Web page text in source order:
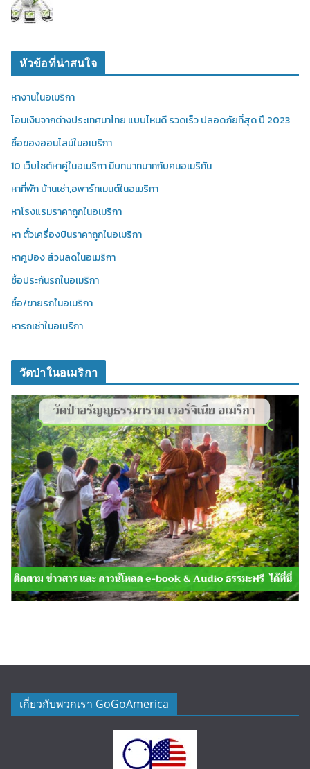
หัวข้อที่น่าสนใจ
หางานในอเมริกา
โอนเงินจากต่างประเทศมาไทย แบบไหนดี รวดเร็ว ปลอดภัยที่สุด ปี 2023
ซื้อของออนไลน์ในอเมริกา
10 เว็บไซต์หาคู่ในอเมริกา มีบทบาทมากกับคนอเมริกัน
หาที่พัก บ้านเช่า,อพาร์ทเมนต์ในอเมริกา
หาโรงแรมราคาถูกในอเมริกา
หา ตั๋วเครื่องบินราคาถูกในอเมริกา
หาคูปอง ส่วนลดในอเมริกา
ซื้อประกันรถในอเมริกา
ซื้อ/ขายรถในอเมริกา
หารถเช่าในอเมริกา
วัดป่าในอเมริกา
เกี่ยวกับพวกเรา GoGoAmerica